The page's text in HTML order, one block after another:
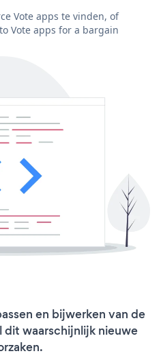
Vote apps te vinden, of
Vote apps for a bargain
en bijwerken van de
dit waarschijnlijk nieuwe